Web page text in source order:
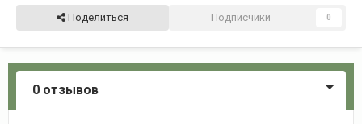
Поделиться Подписчики 0
0 отзывов